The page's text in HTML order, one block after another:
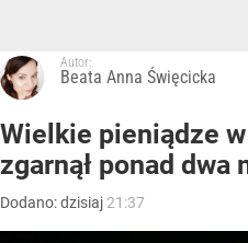
Autor:
Beata Anna Święcicka
Wielkie pieniądze
zgarnął ponad dwa
Dodano:dzisiaj 21:37